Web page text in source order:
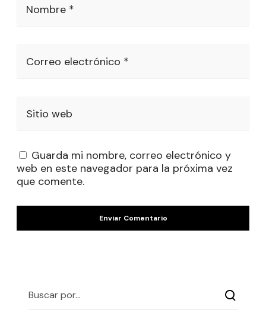
Nombre *
Correo electrónico *
Sitio web
Guarda mi nombre, correo electrónico y
web en este navegador para la próxima vez
que comente.